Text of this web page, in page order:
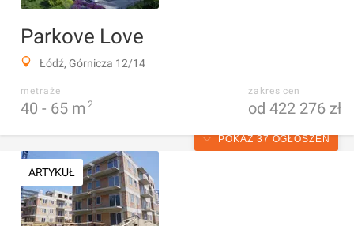
Parkove Love
Łódź, Górnicza 12/14
metraże
40 - 65 m 2
zakres cen
od 422 276 zł
POKAŻ 37 OGŁOSZEŃ
ARTYKUŁ